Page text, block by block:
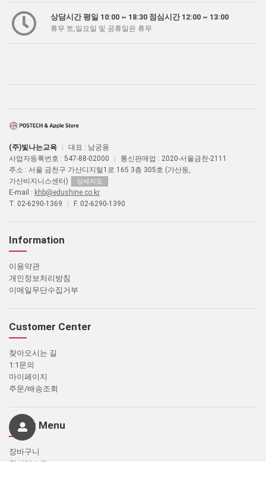
상담시간 평일 10:00 ~ 18:30 점심시간 12:00 ~ 13:00
휴무 토,일요일 및 공휴일은 휴무
(주)빛나는교육
대표 : 남궁용
사업자등록번호 : 547-88-02000
통신판매업 : 2020-서울금천-2111
주소 : 서울 금천구 가산디지털1로 165 3층 305호 (가산동,
가산비지니스센터)
상세지도
E-mail : khb@edushine.co.kr
T. 02-6290-1369
F. 02-6290-1390
Information
이용약관
개인정보처리방침
이메일무단수집거부
Customer Center
찾아오시는 길
1:1문의
마이페이지
주문/배송조회
Other Menu
장바구니
위시리스트